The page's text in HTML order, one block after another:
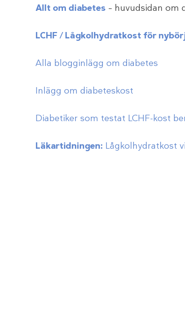
Allt om diabetes – huvudsidan om
LCHF / Lågkolhydratkost för
Alla blogginlägg om diabetes
Inlägg om diabeteskost
Diabetiker som testat LCHF-kost
Läkartidningen: Lågkolhydratkost